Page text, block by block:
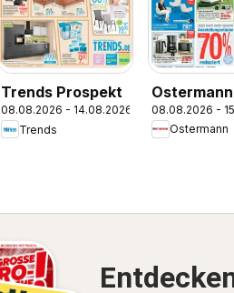
Trends Prospekt
08.08.2026 - 14.08.2026
Trends
Ostermann
Prospekt
08.08.2026 -
Ostermann